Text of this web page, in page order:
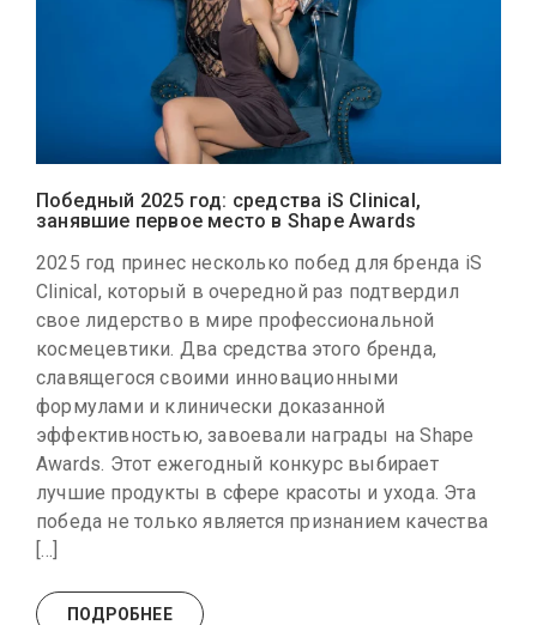
Победный 2025 год: средства iS Clinical,
занявшие первое место в Shape Awards
2025 год принес несколько побед для бренда iS
Clinical, который в очередной раз подтвердил
свое лидерство в мире профессиональной
космецевтики. Два средства этого бренда,
славящегося своими инновационными
формулами и клинически доказанной
эффективностью, завоевали награды на Shape
Awards. Этот ежегодный конкурс выбирает
лучшие продукты в сфере красоты и ухода. Эта
победа не только является признанием качества
[…]
ПОДРОБНЕЕ